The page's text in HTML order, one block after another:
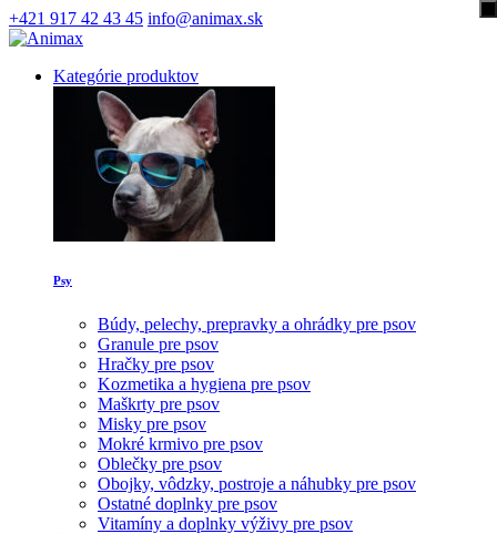
+421 917 42 43 45 info@animax.sk
Kategórie produktov
Psy
Búdy, pelechy, prepravky a ohrádky pre psov
Granule pre psov
Hračky pre psov
Kozmetika a hygiena pre psov
Maškrty pre psov
Misky pre psov
Mokré krmivo pre psov
Oblečky pre psov
Obojky, vôdzky, postroje a náhubky pre psov
Ostatné doplnky pre psov
Vitamíny a doplnky výživy pre psov